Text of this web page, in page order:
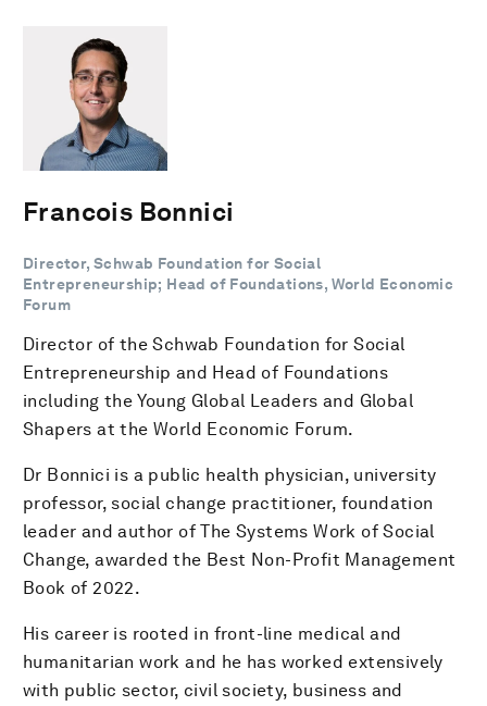
Francois Bonnici
Director, Schwab Foundation for Social
Entrepreneurship; Head of Foundations, World Economic
Forum
Director of the Schwab Foundation for Social
Entrepreneurship and Head of Foundations
including the Young Global Leaders and Global
Shapers at the World Economic Forum.
Dr Bonnici is a public health physician, university
professor, social change practitioner, foundation
leader and author of The Systems Work of Social
Change, awarded the Best Non-Profit Management
Book of 2022.
His career is rooted in front-line medical and
humanitarian work and he has worked extensively
with public sector, civil society, business and